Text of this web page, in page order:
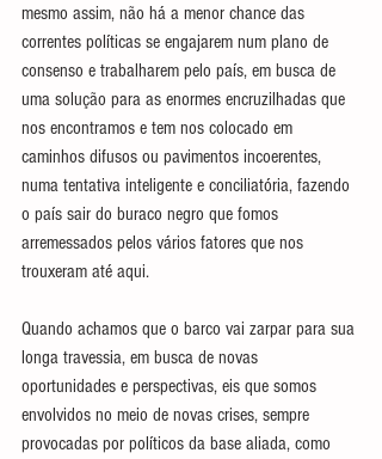
mesmo assim, não há a menor chance das
correntes políticas se engajarem num plano de
consenso e trabalharem pelo país, em busca de
uma solução para as enormes encruzilhadas que
nos encontramos e tem nos colocado em
caminhos difusos ou pavimentos incoerentes,
numa tentativa inteligente e conciliatória, fazendo
o país sair do buraco negro que fomos
arremessados pelos vários fatores que nos
trouxeram até aqui.
Quando achamos que o barco vai zarpar para sua
longa travessia, em busca de novas
oportunidades e perspectivas, eis que somos
envolvidos no meio de novas crises, sempre
provocadas por políticos da base aliada, como